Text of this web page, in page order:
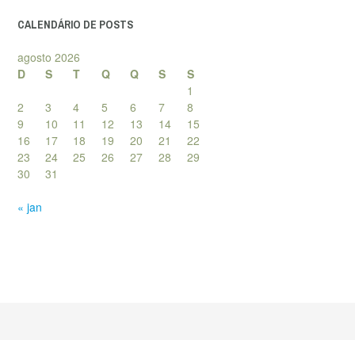
CALENDÁRIO DE POSTS
agosto 2026
D
S T Q Q S
S
1
2
3 4 5 6 7
8
9
10 11 12 13 14
15
16
17 18 19 20 21
22
23
24 25 26 27 28
29
30
31
« jan